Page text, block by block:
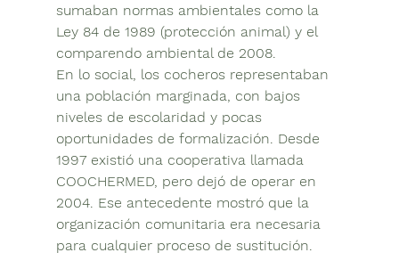
sumaban normas ambientales como la
Ley 84 de 1989 (protección animal) y el
comparendo ambiental de 2008.
En lo social, los cocheros representaban
una población marginada, con bajos
niveles de escolaridad y pocas
oportunidades de formalización. Desde
1997 existió una cooperativa llamada
COOCHERMED, pero dejó de operar en
2004. Ese antecedente mostró que la
organización comunitaria era necesaria
para cualquier proceso de sustitución.